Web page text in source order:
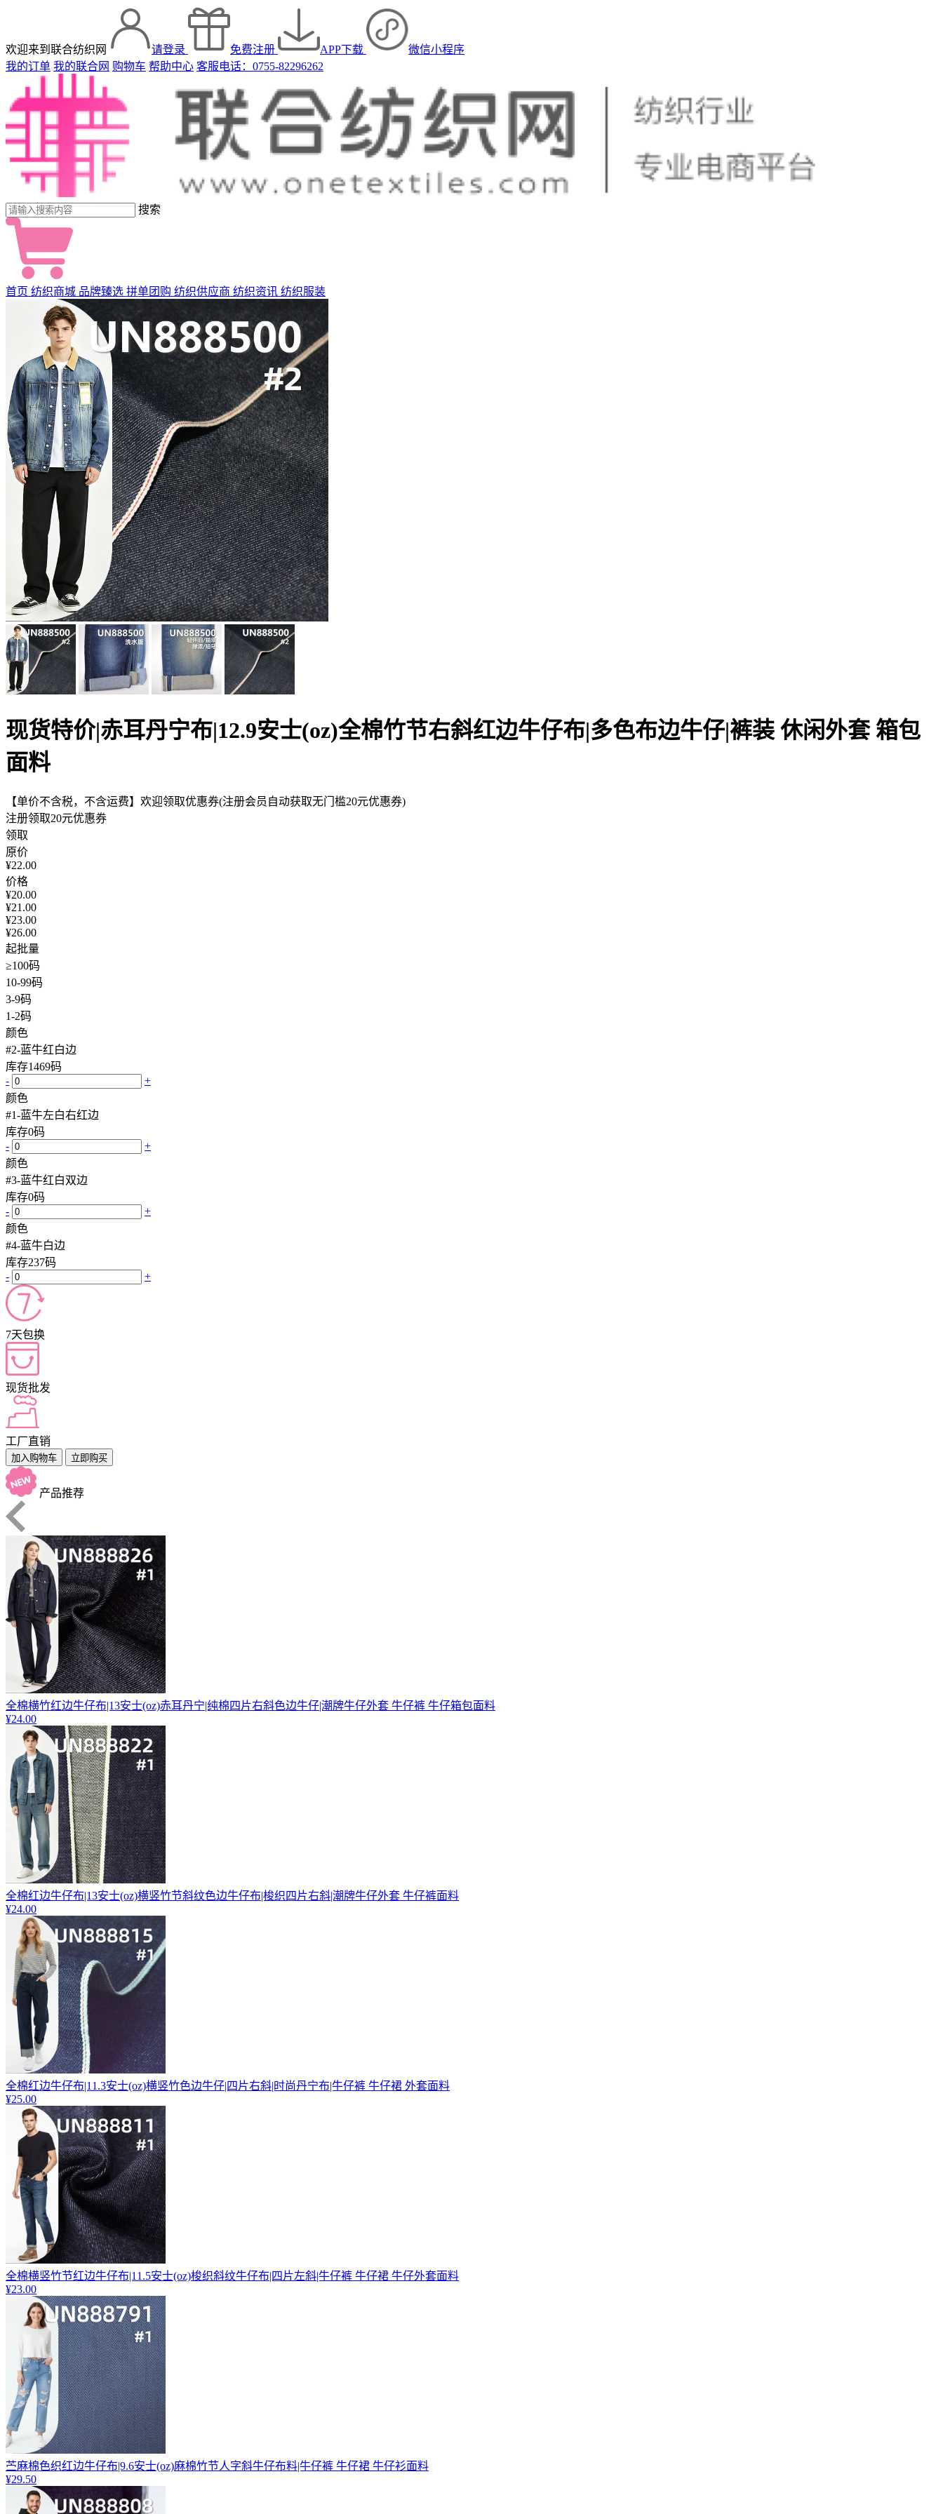
欢迎来到联合纺织网 请登录 免费注册 APP下载
微信小程序
我的订单 我的联合网 购物车 帮助中心 客服电话：0755-82296262
搜索
首页 纺织商城 品牌臻选 拼单团购 纺织供应商 纺织资讯 纺织服装
现货特价|赤耳丹宁布|12.9安士(oz)全棉竹节右斜红边牛仔布|多色布边牛仔|裤装 休闲外套 箱包
面料
【单价不含税，不含运费】欢迎领取优惠券(注册会员自动获取无门槛20元优惠券)
注册领取20元优惠券
领取
原价
¥22.00
价格
¥20.00
¥21.00
¥23.00
¥26.00
起批量
≥100码
10-99码
3-9码
1-2码
颜色
#2-蓝牛红白边
库存1469码
-
+
颜色
#1-蓝牛左白右红边
库存0码
-
+
颜色
#3-蓝牛红白双边
库存0码
-
+
颜色
#4-蓝牛白边
库存237码
-
+
7天包换
现货批发
工厂直销
加入购物车 立即购买
产品推荐
全棉横竹红边牛仔布|13安士(oz)赤耳丹宁|纯棉四片右斜色边牛仔|潮牌牛仔外套 牛仔裤 牛仔箱包面料
¥24.00
全棉红边牛仔布|13安士(oz)横竖竹节斜纹色边牛仔布|梭织四片右斜|潮牌牛仔外套 牛仔裤面料
¥24.00
全棉红边牛仔布|11.3安士(oz)横竖竹色边牛仔|四片右斜|时尚丹宁布|牛仔裤 牛仔裙 外套面料
¥25.00
全棉横竖竹节红边牛仔布|11.5安士(oz)梭织斜纹牛仔布|四片左斜|牛仔裤 牛仔裙 牛仔外套面料
¥23.00
苎麻棉色织红边牛仔布|9.6安士(oz)麻棉竹节人字斜牛仔布料|牛仔裤 牛仔裙 牛仔衫面料
¥29.50